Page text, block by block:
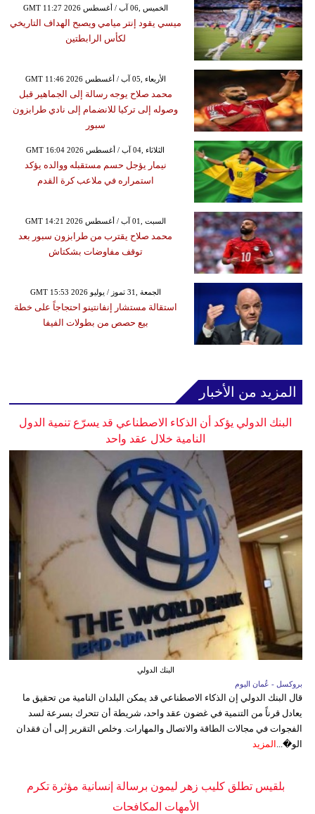
GMT 11:27 2026 الخميس ,06 آب / أغسطس
ميسي يقود إنتر ميامي ويصبح الهداف التاريخي
لكأس الرابطتين
GMT 11:46 2026 الأربعاء ,05 آب / أغسطس
محمد صلاح يوجه رسالة إلى الجماهير قبل
وصوله إلى تركيا للانضمام إلى نادي طرابزون
سبور
GMT 16:04 2026 الثلاثاء ,04 آب / أغسطس
نيمار يؤجل حسم مستقبله ووالده يؤكد
استمراره في ملاعب كرة القدم
GMT 14:21 2026 السبت ,01 آب / أغسطس
محمد صلاح يقترب من طرابزون سبور بعد
توقف مفاوضات بشكتاش
GMT 15:53 2026 الجمعة ,31 تموز / يوليو
استقالة مستشار إنفانتينو احتجاجاً على خطة
بيع حصص من بطولات الفيفا
المزيد من الأخبار
البنك الدولي يؤكد أن الذكاء الاصطناعي قد يسرّع تنمية الدول
النامية خلال عقد واحد
البنك الدولي
بروكسل - عُمان اليوم
قال البنك الدولي إن الذكاء الاصطناعي قد يمكن البلدان النامية من تحقيق ما
يعادل قرناً من التنمية في غضون عقد واحد، شريطة أن تتحرك بسرعة لسد
الفجوات في مجالات الطاقة والاتصال والمهارات. وخلص التقرير إلى أن فقدان
الو�... المزيد
بلقيس تطلق كليب زهر ليمون برسالة إنسانية مؤثرة تكرم
الأمهات المكافحات